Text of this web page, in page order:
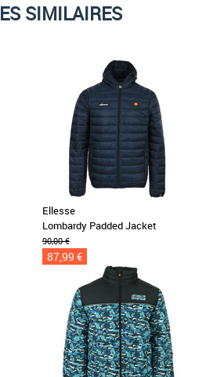
SIMILAIRES
Ellesse
Lombardy Padded Jacket
90,00 €
87,99 €